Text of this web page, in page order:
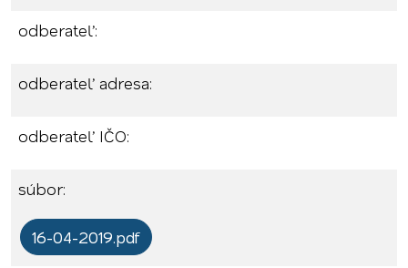
odberateľ:
odberateľ adresa:
odberateľ IČO:
súbor:
16-04-2019.pdf